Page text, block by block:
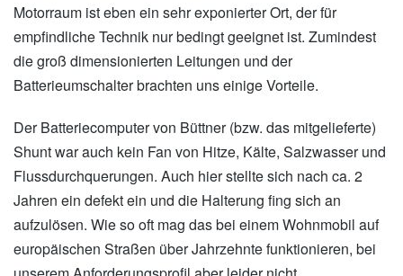
Motorraum ist eben ein sehr exponierter Ort, der für
empfindliche Technik nur bedingt geeignet ist. Zumindest
die groß dimensionierten Leitungen und der
Batterieumschalter brachten uns einige Vorteile.
Der Batteriecomputer von Büttner (bzw. das mitgelieferte)
Shunt war auch kein Fan von Hitze, Kälte, Salzwasser und
Flussdurchquerungen. Auch hier stellte sich nach ca. 2
Jahren ein defekt ein und die Halterung fing sich an
aufzulösen. Wie so oft mag das bei einem Wohnmobil auf
europäischen Straßen über Jahrzehnte funktionieren, bei